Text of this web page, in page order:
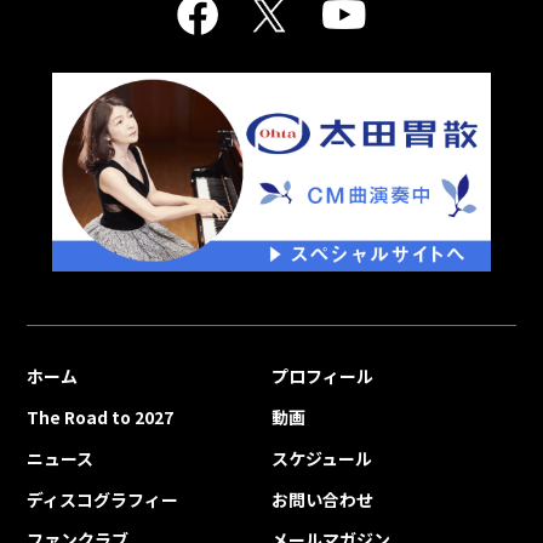
ホーム
プロフィール
The Road to 2027
動画
ニュース
スケジュール
ディスコグラフィー
お問い合わせ